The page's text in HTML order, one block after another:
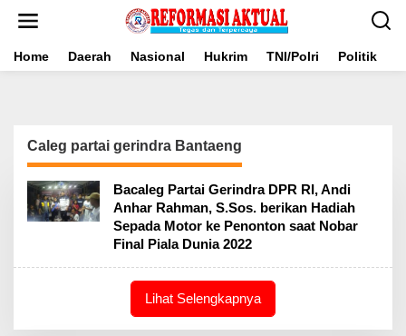
Home Daerah Nasional Hukrim TNI/Polri Politik
Caleg partai gerindra Bantaeng
Bacaleg Partai Gerindra DPR RI, Andi
Anhar Rahman, S.Sos. berikan Hadiah
Sepada Motor ke Penonton saat Nobar
Final Piala Dunia 2022
Lihat Selengkapnya